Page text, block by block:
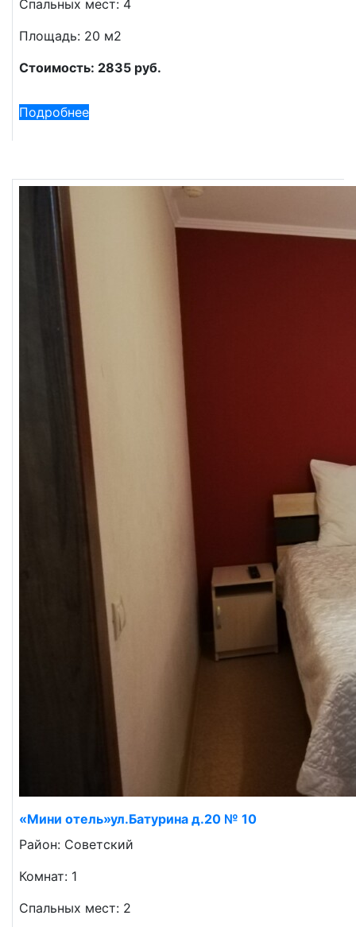
Спальных мест: 4
Площадь: 20 м2
Стоимость: 2835 руб.
Подробнее
«Мини отель»ул.Батурина д.20 № 10
Район: Советский
Комнат: 1
Спальных мест: 2